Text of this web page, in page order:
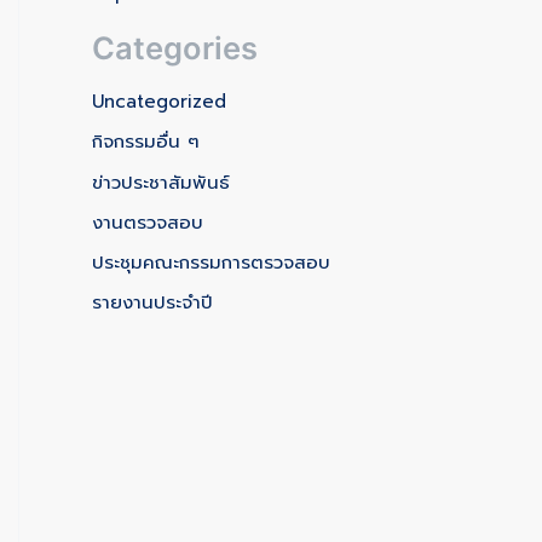
Categories
Uncategorized
กิจกรรมอื่น ๆ
ข่าวประชาสัมพันธ์
งานตรวจสอบ
ประชุมคณะกรรมการตรวจสอบ
รายงานประจำปี